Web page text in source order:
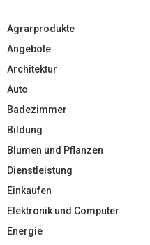
Agrarprodukte
Angebote
Architektur
Auto
Badezimmer
Bildung
Blumen und Pflanzen
Dienstleistung
Einkaufen
Elektronik und Computer
Energie